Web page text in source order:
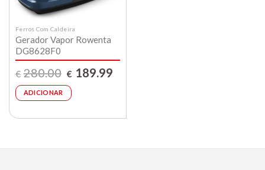
Ferros Com Caldeira
Gerador Vapor Rowenta
DG8628F0
€ 280.00
O
preço
original
era:
€280.00.
€ 189.99O
ADICIONAR